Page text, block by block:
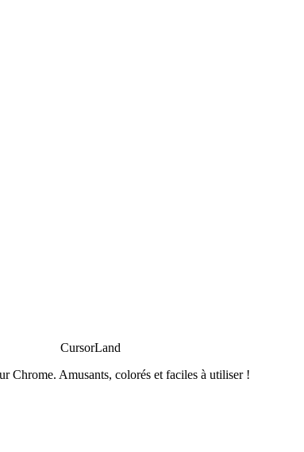
CursorLand
Chrome. Amusants, colorés et faciles à utiliser !